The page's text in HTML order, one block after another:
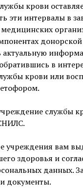
крови
эти интервалы в
актуальную
в
крови или
службы
учреждения вам
здоровья и
данных.
документы.